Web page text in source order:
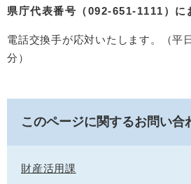
県庁代表番号（092-651-1111）に
電話交換手が応対いたします。（平
分）
このページに関するお問い合
財産活用課